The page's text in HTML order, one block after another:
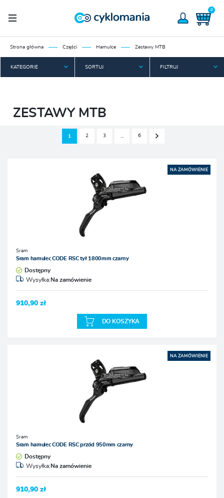
0
Strona główna Części Hamulce Zestawy MTB
KATEGORIE SORTUJ FILTRUJ
ZESTAWY MTB
1 2 3 6
NA ZAMÓWIENIE
Sram
Sram hamulec CODE RSC tył 1800mm czarny
Dostępny
Wysyłka:Na zamówienie
910,90 zł
DO KOSZYKA
NA ZAMÓWIENIE
Sram
Sram hamulec CODE RSC przód 950mm czarny
Dostępny
Wysyłka:Na zamówienie
910,90 zł